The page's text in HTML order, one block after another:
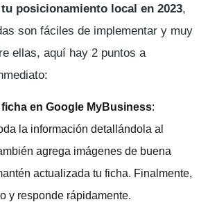
posicionamiento local en 2023,
son fáciles de implementar y muy
ellas, aquí hay 2 puntos a
en Google MyBusiness:
la información detallándola al
agrega imágenes de buena
actualizada tu ficha. Finalmente,
y responde rápidamente.